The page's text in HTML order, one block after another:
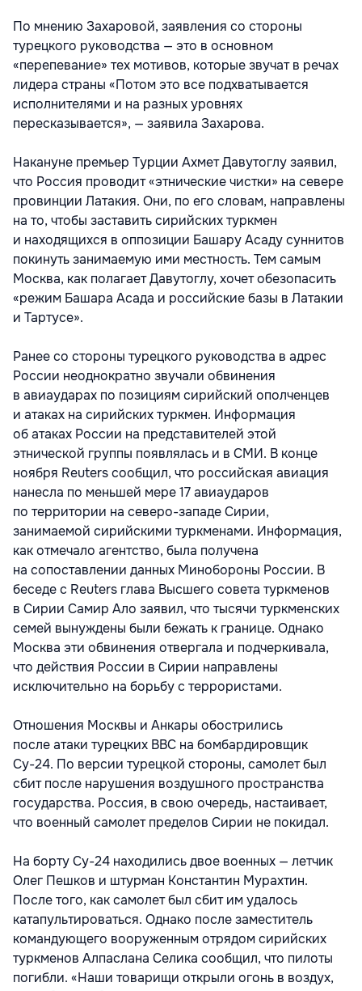
По мнению Захаровой, заявления со сторо​ны
турецкого руководства — это в основном
«перепевание» тех мотивов, которые звучат в речах
лидера страны «Потом это все подхватывается
исполнителями и на разных уровнях
пересказывается», — заявила Захарова.
Накануне премьер Турции Ахмет Давутоглу заявил,
что Россия проводит «этнические чистки» на севере
провинции Латакия. Они, по его словам, направлены
на то, чтобы заставить сирийских туркмен
и находящихся в оппозиции Башару Асаду суннитов
покинуть занимаемую ими местность. Тем самым
Москва, как полагает Давутоглу, хочет обезопасить
«режим Башара Асада и российские базы в Латакии
и Тартусе».
Ранее со стороны турецкого руководства в адрес
России неоднократно звучали обвинения
в авиаударах по позициям сирийский ополченцев
и атаках на сирийских туркмен. Информация
об атаках России на представителей этой
этнической группы появлялась и в СМИ. В конце
ноября Reuters сообщил, что российская авиация
нанесла по меньшей мере 17 авиаударов
по территории на северо-западе Сирии,
занимаемой сирийскими туркменами. Информация,
как отмечало агентство, была получена
на сопоставлении данных Минобороны России. В
беседе с Reuters глава Высшего совета туркменов
в Сирии Самир Ало заявил, что тысячи туркменских
семей вынуждены были бежать к границе. Однако
Москва эти обвинения отвергала и подчеркивала,
что действия России в Сирии направлены
исключительно на борьбу с террористами.
Отношения Москвы и Анкары обострились
после атаки турецких ВВС на бомбардировщик
Су-24. По версии турецкой стороны, самолет был
сбит после нарушения воздушного пространства
государства. Россия, в свою очередь, настаивает,
что военный самолет пределов Сирии не покидал.
На борту Су-24 находились двое военных — летчик
Олег Пешков и штурман Константин Мурахтин.
После того, как самолет был сбит им удалось
катапультироваться. Однако после заместитель
командующего вооруженным отрядом сирийских
туркменов Алпаслана Селика сообщил, что пилоты
погибли. «Наши товарищи открыли огонь в воздух,